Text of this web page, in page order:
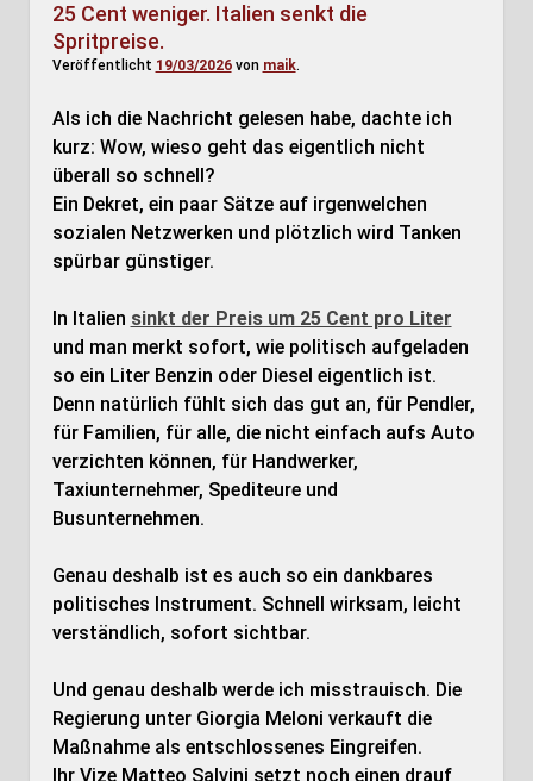
25 Cent weniger. Italien senkt die
Spritpreise.
Veröffentlicht 19/03/2026von maik.
Als ich die Nachricht gelesen habe, dachte ich
kurz: Wow, wieso geht das eigentlich nicht
überall so schnell?
Ein Dekret, ein paar Sätze auf irgenwelchen
sozialen Netzwerken und plötzlich wird Tanken
spürbar günstiger.
In Italien sinkt der Preis um 25 Cent pro Liter
und man merkt sofort, wie politisch aufgeladen
so ein Liter Benzin oder Diesel eigentlich ist.
Denn natürlich fühlt sich das gut an, für Pendler,
für Familien, für alle, die nicht einfach aufs Auto
verzichten können, für Handwerker,
Taxiunternehmer, Spediteure und
Busunternehmen.
Genau deshalb ist es auch so ein dankbares
politisches Instrument. Schnell wirksam, leicht
verständlich, sofort sichtbar.
Und genau deshalb werde ich misstrauisch. Die
Regierung unter Giorgia Meloni verkauft die
Maßnahme als entschlossenes Eingreifen.
Ihr Vize Matteo Salvini setzt noch einen drauf